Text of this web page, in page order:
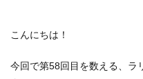
こんにちは！
今回で第58回目を数える、ラ